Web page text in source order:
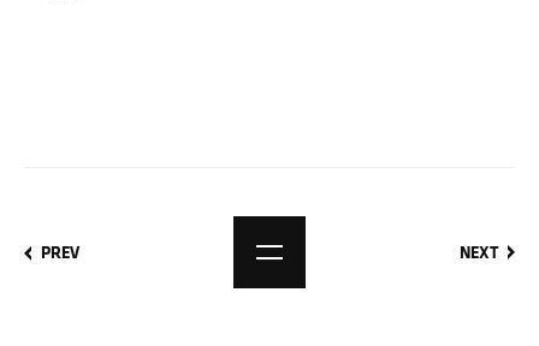
PREV NEXT